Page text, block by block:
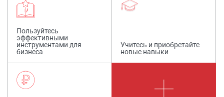
Пользуйтесь
эффективными
инструментами для
бизнеса
Учитесь и приобретайте
новые навыки